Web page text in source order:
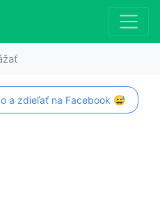
a zdieľať na Facebook 😅